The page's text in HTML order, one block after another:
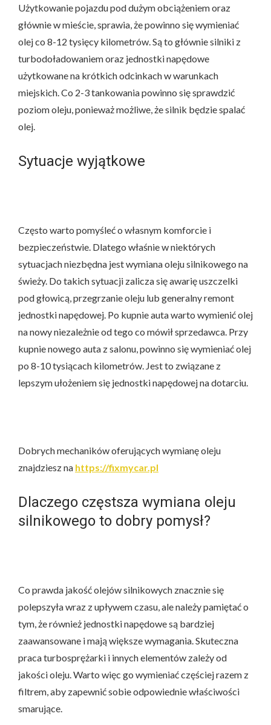
Użytkowanie pojazdu pod dużym obciążeniem oraz
głównie w mieście, sprawia, że powinno się wymieniać
olej co 8-12 tysięcy kilometrów. Są to głównie silniki z
turbodoładowaniem oraz jednostki napędowe
użytkowane na krótkich odcinkach w warunkach
miejskich. Co 2-3 tankowania powinno się sprawdzić
poziom oleju, ponieważ możliwe, że silnik będzie spalać
olej.
Sytuacje wyjątkowe
Często warto pomyśleć o własnym komforcie i
bezpieczeństwie. Dlatego właśnie w niektórych
sytuacjach niezbędna jest wymiana oleju silnikowego na
świeży. Do takich sytuacji zalicza się awarię uszczelki
pod głowicą, przegrzanie oleju lub generalny remont
jednostki napędowej. Po kupnie auta warto wymienić olej
na nowy niezależnie od tego co mówił sprzedawca. Przy
kupnie nowego auta z salonu, powinno się wymieniać olej
po 8-10 tysiącach kilometrów. Jest to związane z
lepszym ułożeniem się jednostki napędowej na dotarciu.
Dobrych mechaników oferujących wymianę oleju
znajdziesz na https://fixmycar.pl
Dlaczego częstsza wymiana oleju
silnikowego to dobry pomysł?
Co prawda jakość olejów silnikowych znacznie się
polepszyła wraz z upływem czasu, ale należy pamiętać o
tym, że również jednostki napędowe są bardziej
zaawansowane i mają większe wymagania. Skuteczna
praca turbosprężarki i innych elementów zależy od
jakości oleju. Warto więc go wymieniać częściej razem z
filtrem, aby zapewnić sobie odpowiednie właściwości
smarujące.